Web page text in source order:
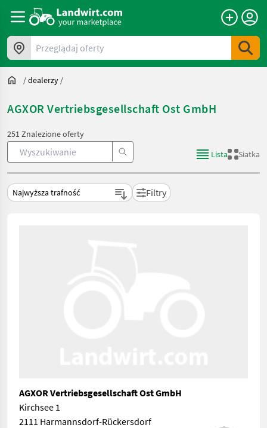
Przeglądaj oferty
/dealerzy /
AGXOR Vertriebsgesellschaft Ost GmbH
251 Znalezione oferty
Lista
Siatka
Filtry
AGXOR Vertriebsgesellschaft Ost GmbH
Kirchsee 1
2111 Harmannsdorf-Rückersdorf